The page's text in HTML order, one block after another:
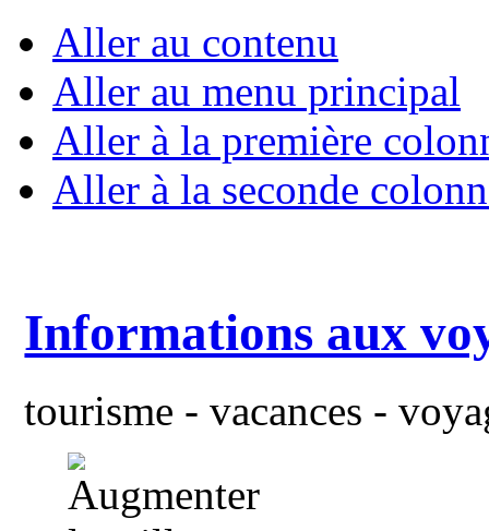
Aller au contenu
Aller au menu principal
Aller à la première
Aller à la seconde
Informations aux
tourisme - vacances -